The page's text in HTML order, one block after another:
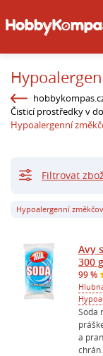
Čisticí prostředky v
Hypoalergenní
Avy
300 g
99 %
Soda
a
chrán...
Filtrovat
Hypoalergenní